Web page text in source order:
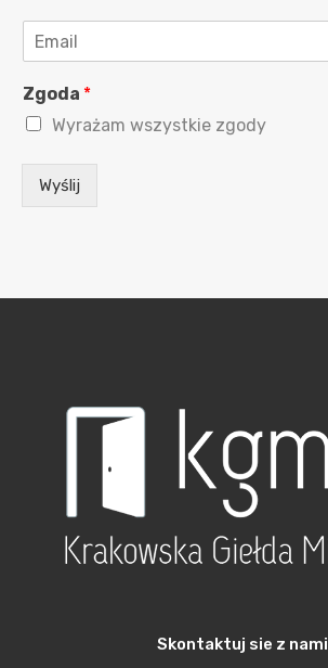
a
z
i
k
m
i
l
*
Zgoda *
Wyrażam wszystkie zgody
Wyślij
Skontaktuj sie z nami